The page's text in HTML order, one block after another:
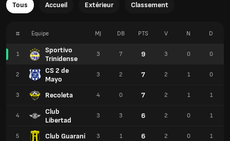
Tous Accueil Extérieur Classement
# Équipe
1
Sportivo
Trinidense
2
CS 2 de
Mayo
3 Recoleta
4
Club
Libertad
5 Club Guaraní
MJ DB PTS V N D
3 7 9 3 0 0
3 2 7 2 1 0
4 0 7 2 1 1
3 3 6 2 0 1
3 1 6 2 0 1